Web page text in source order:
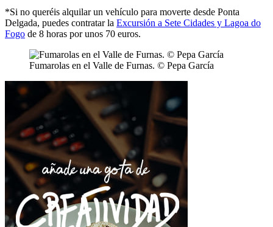
*Si no queréis alquilar un vehículo para moverte desde Ponta
Delgada, puedes contratar la Excursión a Sete Cidades y Lagoa do
Fogo de 8 horas por unos 70 euros.
Fumarolas en el Valle de Furnas. © Pepa García